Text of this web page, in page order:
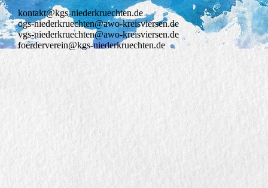
kontakt@kgs-niederkruechten.de
ogs-niederkruechten@awo-kreisviersen.de
vgs-niederkruechten@awo-kreisviersen.de
foerderverein@kgs-niederkruechten.de